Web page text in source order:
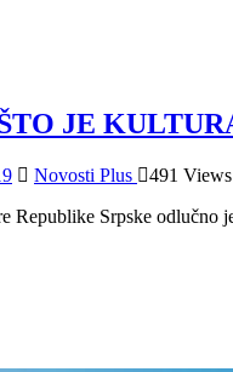
JE
Novosti Plus 491 Views
Republike Srpske odlučno